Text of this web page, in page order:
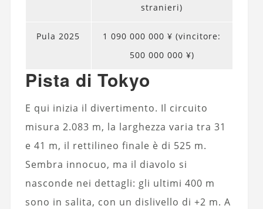
stranieri)
Pula 2025
1 090 000 000 ¥ (vincitore:
500 000 000 ¥)
Pista di Tokyo
E qui inizia il divertimento. Il circuito
misura 2.083 m, la larghezza varia tra 31
e 41 m, il rettilineo finale è di 525 m.
Sembra innocuo, ma il diavolo si
nasconde nei dettagli: gli ultimi 400 m
sono in salita, con un dislivello di +2 m. A